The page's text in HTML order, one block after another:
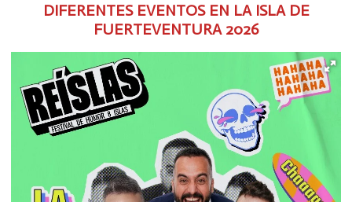
DIFERENTES EVENTOS EN LA ISLA DE
FUERTEVENTURA 2026